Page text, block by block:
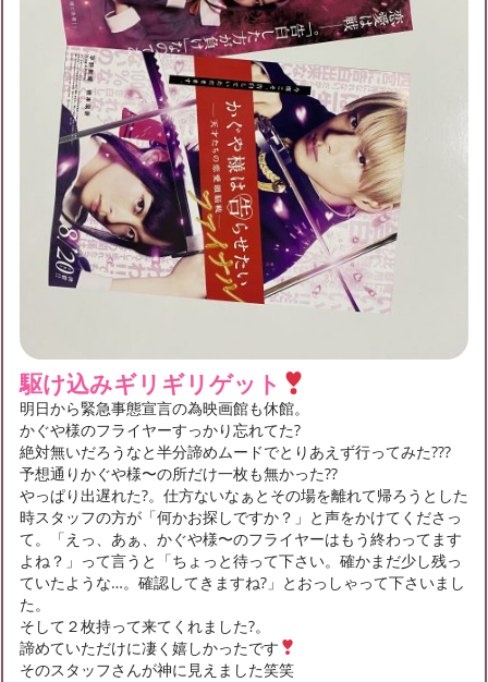
駆け込みギリギリゲット
明日から緊急事態宣言の為映画館も休館。
かぐや様のフライヤーすっかり忘れてた?
絶対無いだろうなと半分諦めムードでとりあえず行ってみた???
予想通りかぐや様〜の所だけ一枚も無かった??
やっぱり出遅れた?。仕方ないなぁとその場を離れて帰ろうとした
時スタッフの方が「何かお探しですか？」と声をかけてくださっ
て。「えっ、あぁ、かぐや様〜のフライヤーはもう終わってます
よね？」って言うと「ちょっと待って下さい。確かまだ少し残っ
ていたような…。確認してきますね?」とおっしゃって下さいまし
た。
そして２枚持って来てくれました?。
諦めていただけに凄く嬉しかったです
そのスタッフさんが神に見えました笑笑